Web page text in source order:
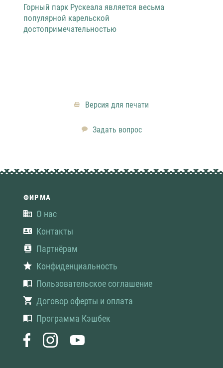
Горный парк Рускеала является весьма
популярной карельской
достопримечательностью
Версия для печати
Задать вопрос
ФИРМА
О нас
Контакты
Партнёрам
Конфиденциальность
Пользовательское соглашение
Договор оферты и оплата
Программа Кэшбек